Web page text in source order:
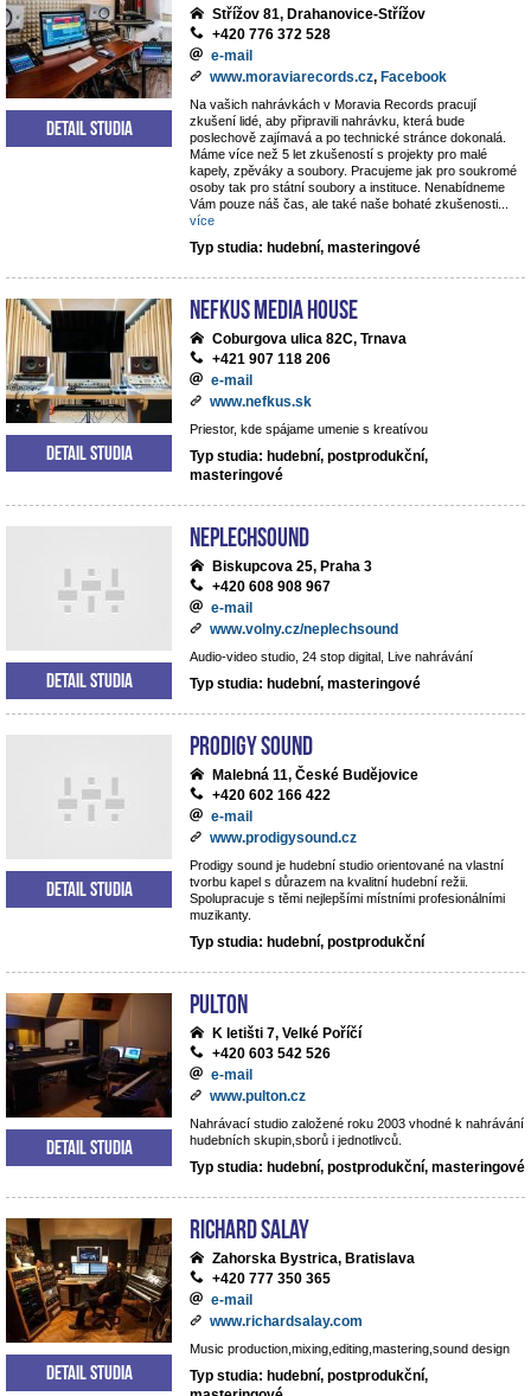
Střížov 81, Drahanovice-Střížov
+420 776 372 528
e-mail
www.moraviarecords.cz, Facebook
Na vašich nahrávkách v Moravia Records pracují
zkušení lidé, aby připravili nahrávku, která bude
poslechově zajímavá a po technické stránce dokonalá.
Máme více než 5 let zkušeností s projekty pro malé
kapely, zpěváky a soubory. Pracujeme jak pro soukromé
osoby tak pro státní soubory a instituce. Nenabídneme
Vám pouze náš čas, ale také naše bohaté zkušenosti
více
Typ studia: hudební, masteringové
Detail studia
NEFKUS Media House
Coburgova ulica 82C, Trnava
+421 907 118 206
e-mail
www.nefkus.sk
Priestor, kde spájame umenie s kreatívou
Typ studia: hudební, postprodukční,
masteringové
Detail studia
NEPLECHSOUND
Biskupcova 25, Praha 3
+420 608 908 967
e-mail
www.volny.cz/neplechsound
Audio-video studio, 24 stop digital, Live nahrávání
Typ studia: hudební, masteringové
Detail studia
Prodigy Sound
Malebná 11, České Budějovice
+420 602 166 422
e-mail
www.prodigysound.cz
Prodigy sound je hudební studio orientované na vlastní
tvorbu kapel s důrazem na kvalitní hudební režii.
Spolupracuje s těmi nejlepšími místními profesionálními
muzikanty.
Typ studia: hudební, postprodukční
Detail studia
Pulton
K letišti 7, Velké Poříčí
+420 603 542 526
e-mail
www.pulton.cz
Nahrávací studio založené roku 2003 vhodné k nahrávání
hudebních skupin,sborů i jednotlivců.
Typ studia: hudební, postprodukční, masteringové
Detail studia
RICHARD SALAY
Zahorska Bystrica, Bratislava
+420 777 350 365
e-mail
www.richardsalay.com
Music production,mixing,editing,mastering,sound design
Typ studia: hudební, postprodukční,
Detail studia